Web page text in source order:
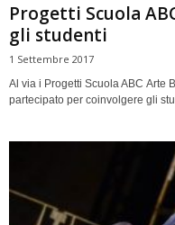
Progetti Scuola
gli studenti
1 Settembre 2017
Al via i Progetti Scuola ABC Arte
partecipato per coinvolgere gli